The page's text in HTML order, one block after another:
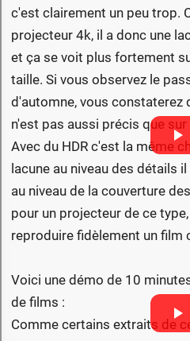
c'est clairement un peu trop.
projecteur 4k, il a donc une
et ça se voit plus fortement
taille. Si vous observez le
d'automne, vous constaterez
n'est pas aussi précis que
Avec du HDR c'est la même
lacune au niveau des détails
au niveau de la couverture
pour un projecteur de ce
reproduire fidèlement un film
Voici une démo de 10
de films :
Comme certains extraits de